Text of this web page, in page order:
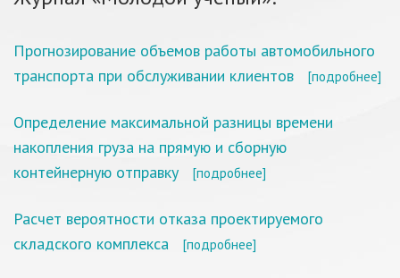
Прогнозирование объемов работы автомобильного
транспорта при обслуживании клиентов
[подробнее]
Определение максимальной разницы времени
накопления груза на прямую и сборную
контейнерную отправку
[подробнее]
Расчет вероятности отказа проектируемого
складского комплекса
[подробнее]